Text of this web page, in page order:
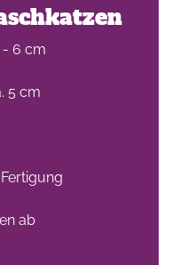
- 6 cm
5 cm
ab